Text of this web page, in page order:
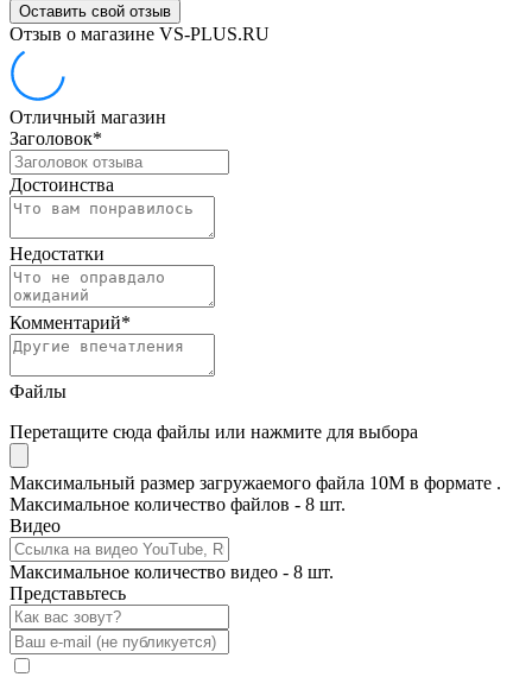
Оставить свой отзыв
Отзыв о магазине VS-PLUS.RU
Отличный магазин
Заголовок*
Достоинства
Недостатки
Комментарий*
Файлы
Перетащите сюда файлы или нажмите для выбора
Максимальный размер загружаемого файла 10M в формате .
Максимальное количество файлов - 8 шт.
Видео
Максимальное количество видео - 8 шт.
Представьтесь